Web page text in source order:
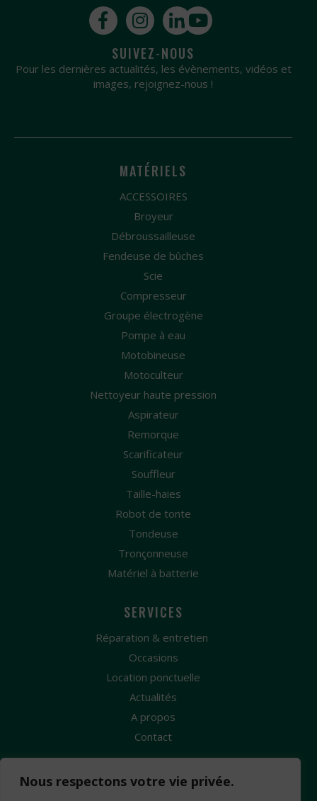
Nous respectons votre vie privée.
SUIVEZ-NOUS
Pour les dernières actualités, les évènements, vidéos et
images, rejoignez-nous !
MATÉRIELS
ACCESSOIRES
Broyeur
Débroussailleuse
Fendeuse de bûches
Scie
Compresseur
Groupe électrogène
Pompe à eau
Motobineuse
Motoculteur
Nettoyeur haute pression
Aspirateur
Remorque
Scarificateur
Souffleur
Taille-haies
Robot de tonte
Tondeuse
Tronçonneuse
Matériel à batterie
SERVICES
Réparation & entretien
Occasions
Location ponctuelle
Actualités
A propos
Contact